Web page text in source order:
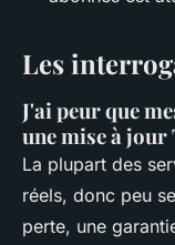
Les
J'ai peur que
une mise à
La plupart des
réels, donc peu
perte, une